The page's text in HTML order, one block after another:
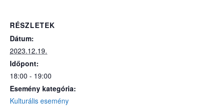
RÉSZLETEK
Dátum:
2023.12.19.
Időpont:
18:00 - 19:00
Esemény kategória:
Kulturális esemény